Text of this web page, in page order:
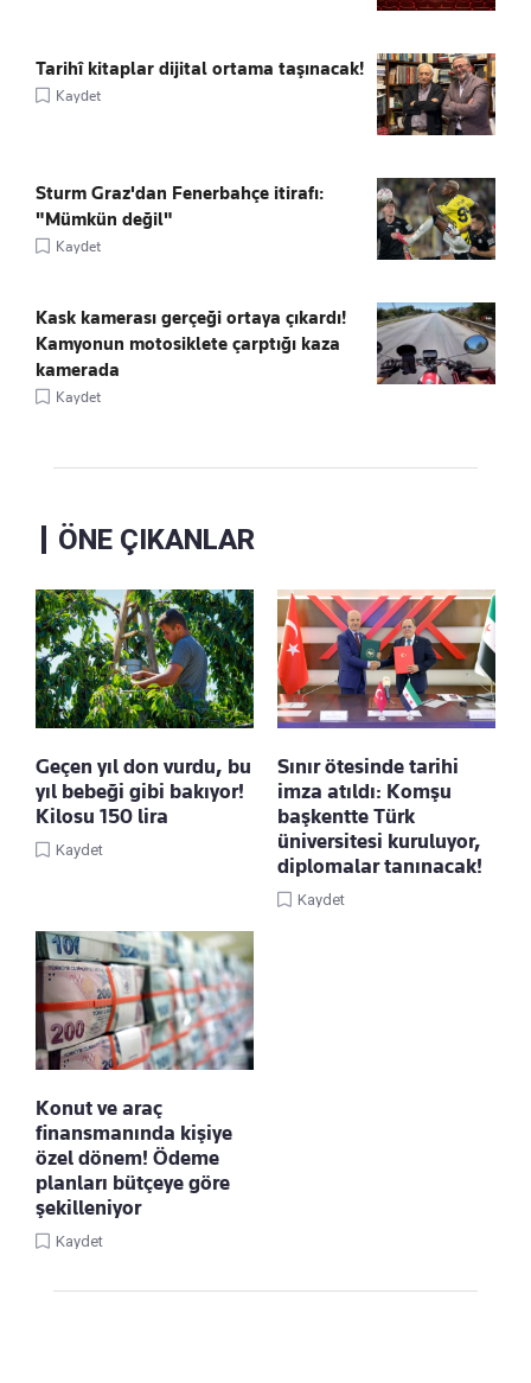
Tarihî kitaplar dijital ortama taşınacak!
Kaydet
Sturm Graz'dan Fenerbahçe itirafı:
"Mümkün değil"
Kaydet
Kask kamerası gerçeği ortaya çıkardı!
Kamyonun motosiklete çarptığı kaza
kamerada
Kaydet
ÖNE ÇIKANLAR
Geçen yıl don vurdu, bu
yıl bebeği gibi bakıyor!
Kilosu 150 lira
Kaydet
Sınır ötesinde tarihi
imza atıldı: Komşu
başkentte Türk
üniversitesi kuruluyor,
diplomalar tanınacak!
Kaydet
Konut ve araç
finansmanında kişiye
özel dönem! Ödeme
planları bütçeye göre
şekilleniyor
Kaydet